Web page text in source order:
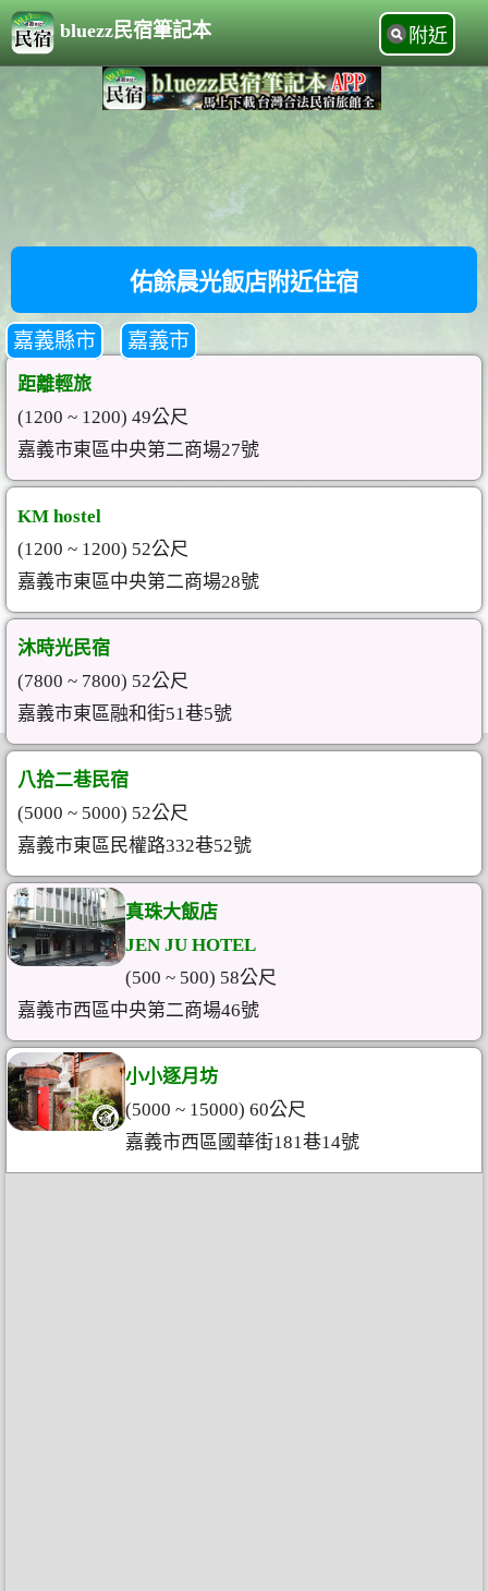
bluezz民宿筆記本 附近
佑餘晨光飯店附近住宿
嘉義縣市 嘉義市
距離輕旅
(1200 ~ 1200) 49公尺
嘉義市東區中央第二商場27號
KM hostel
(1200 ~ 1200) 52公尺
嘉義市東區中央第二商場28號
沐時光民宿
(7800 ~ 7800) 52公尺
嘉義市東區融和街51巷5號
八拾二巷民宿
(5000 ~ 5000) 52公尺
嘉義市東區民權路332巷52號
真珠大飯店
JEN JU HOTEL
(500 ~ 500) 58公尺
嘉義市西區中央第二商場46號
小小逐月坊
(5000 ~ 15000) 60公尺
嘉義市西區國華街181巷14號